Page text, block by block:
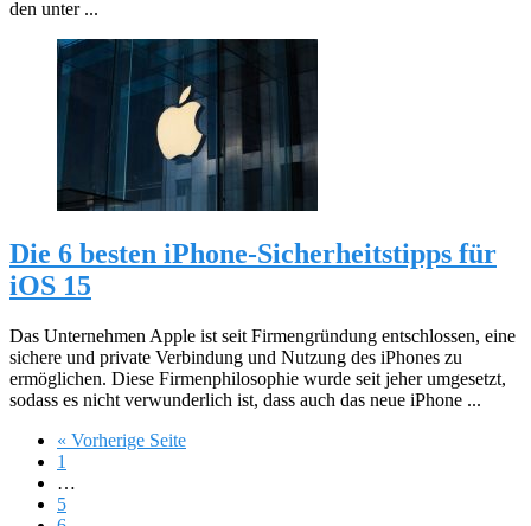
den unter ...
Die 6 besten iPhone-Sicherheitstipps für
iOS 15
Das Unternehmen Apple ist seit Firmengründung entschlossen, eine
sichere und private Verbindung und Nutzung des iPhones zu
ermöglichen. Diese Firmenphilosophie wurde seit jeher umgesetzt,
sodass es nicht verwunderlich ist, dass auch das neue iPhone ...
« Vorherige Seite
1
…
5